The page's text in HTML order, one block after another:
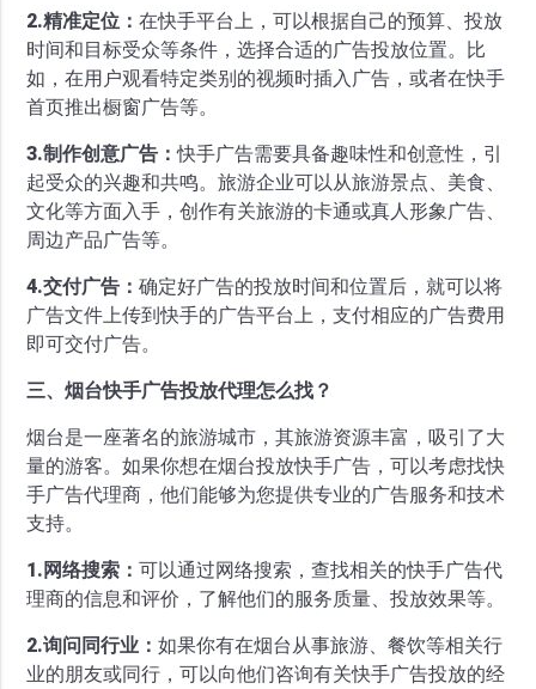
2.精准定位：在快手平台上，可以根据自己的预算、投放
时间和目标受众等条件，选择合适的广告投放位置。比
如，在用户观看特定类别的视频时插入广告，或者在快手
首页推出橱窗广告等。
3.制作创意广告：快手广告需要具备趣味性和创意性，引
起受众的兴趣和共鸣。旅游企业可以从旅游景点、美食、
文化等方面入手，创作有关旅游的卡通或真人形象广告、
周边产品广告等。
4.交付广告：确定好广告的投放时间和位置后，就可以将
广告文件上传到快手的广告平台上，支付相应的广告费用
即可交付广告。
三、烟台快手广告投放代理怎么找？
烟台是一座著名的旅游城市，其旅游资源丰富，吸引了大
量的游客。如果你想在烟台投放快手广告，可以考虑找快
手广告代理商，他们能够为您提供专业的广告服务和技术
支持。
1.网络搜索：可以通过网络搜索，查找相关的快手广告代
理商的信息和评价，了解他们的服务质量、投放效果等。
2.询问同行业：如果你有在烟台从事旅游、餐饮等相关行
业的朋友或同行，可以向他们咨询有关快手广告投放的经